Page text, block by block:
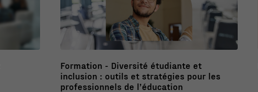
Formation - Diversité étudiante et
inclusion : outils et stratégies pour les
professionnels de l’éducation